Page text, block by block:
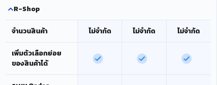
R-Shop
จำนวนสินค้า ไม่จำกัด ไม่จำกัด ไม่จำกัด
เพิ่มตัวเลือกย่อย
ของสินค้าได้